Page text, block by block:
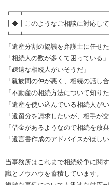
┃◆┃このようなご相談に対応し
「遺産分割の協議を弁護士に任せた
「相続人の数が多くて困っている」
「疎遠な相続人がいそうだ」
「親族間の仲が悪く、相続の話し
「不動産の相続方法について知りた
「遺産を使い込んでいる相続人が
「遺留分を請求したいが、相手が
「借金があるようなので相続を放
「遺言書作成のアドバイスがほしい
当事務所はこれまで相続紛争に関
識とノウハウを蓄積しています。